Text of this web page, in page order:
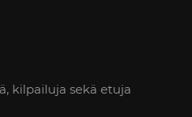
kilpailuja sekä etuja